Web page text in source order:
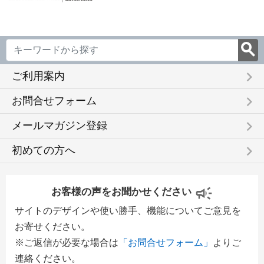
ご利用案内 keyboard_arrow_right
お問合せフォーム keyboard_arrow_right
メールマガジン登録 keyboard_arrow_right
初めての方へ keyboard_arrow_right
お客様の声をお聞かせください
サイトのデザインや使い勝手、機能についてご意見を
お寄せください。
※ご返信が必要な場合は 「お問合せフォーム」
よりご
連絡ください。